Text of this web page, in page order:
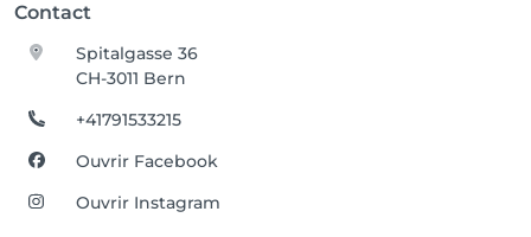
Contact
Spitalgasse 36
CH-3011 Bern
+41791533215
Ouvrir Facebook
Ouvrir Instagram